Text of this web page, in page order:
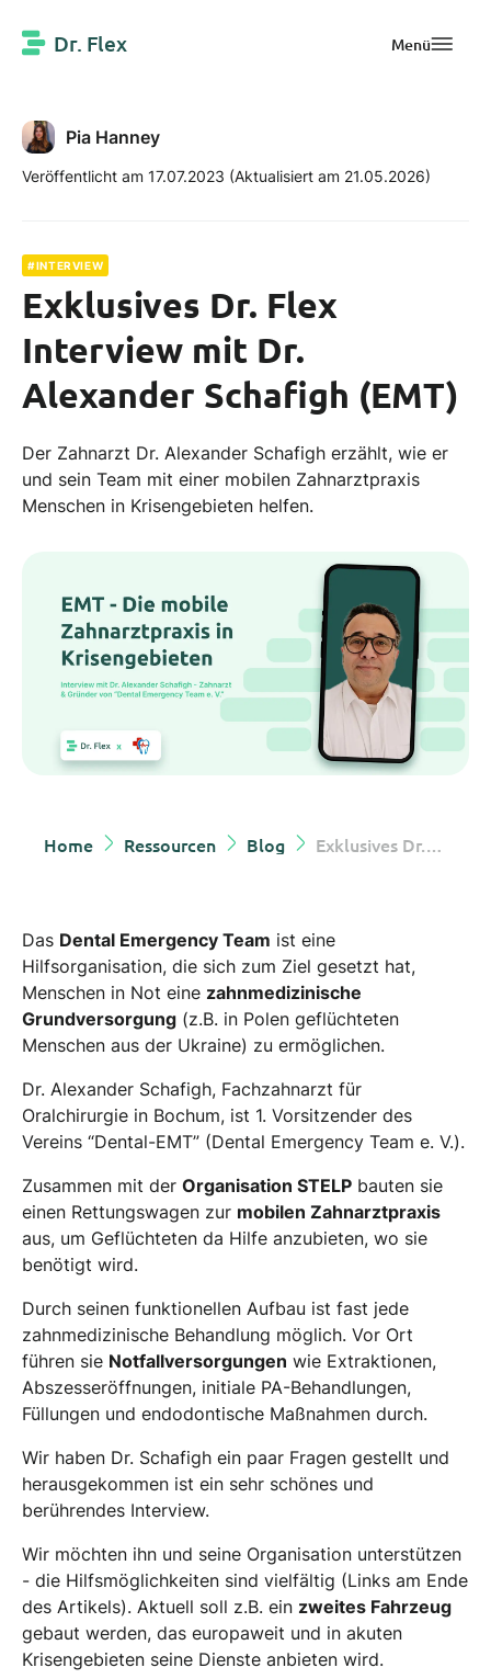
Dr. Flex Menü
Pia Hanney
Veröffentlicht am 17.07.2023 (Aktualisiert am 21.05.2026)
#INTERVIEW
Exklusives Dr. Flex
Interview mit Dr.
Alexander Schafigh (EMT)
Der Zahnarzt Dr. Alexander Schafigh erzählt, wie er
und sein Team mit einer mobilen Zahnarztpraxis
Menschen in Krisengebieten helfen.
Home Ressourcen Blog Exklusives Dr. Flex Interview mit Dr. Alexander Schafigh (EMT)
Das Dental Emergency Team ist eine
Hilfsorganisation, die sich zum Ziel gesetzt hat,
Menschen in Not eine zahnmedizinische
Grundversorgung (z.B. in Polen geflüchteten
Menschen aus der Ukraine) zu ermöglichen.
Dr. Alexander Schafigh, Fachzahnarzt für
Oralchirurgie in Bochum, ist 1. Vorsitzender des
Vereins “Dental-EMT” (Dental Emergency Team e. V.).
Zusammen mit der Organisation STELP bauten sie
einen Rettungswagen zur mobilen Zahnarztpraxis
aus, um Geflüchteten da Hilfe anzubieten, wo sie
benötigt wird.
Durch seinen funktionellen Aufbau ist fast jede
zahnmedizinische Behandlung möglich. Vor Ort
führen sie Notfallversorgungen wie Extraktionen,
Abszesseröffnungen, initiale PA-Behandlungen,
Füllungen und endodontische Maßnahmen durch.
Wir haben Dr. Schafigh ein paar Fragen gestellt und
herausgekommen ist ein sehr schönes und
berührendes Interview.
Wir möchten ihn und seine Organisation unterstützen
- die Hilfsmöglichkeiten sind vielfältig (Links am Ende
des Artikels). Aktuell soll z.B. ein zweites Fahrzeug
gebaut werden, das europaweit und in akuten
Krisengebieten seine Dienste anbieten wird.